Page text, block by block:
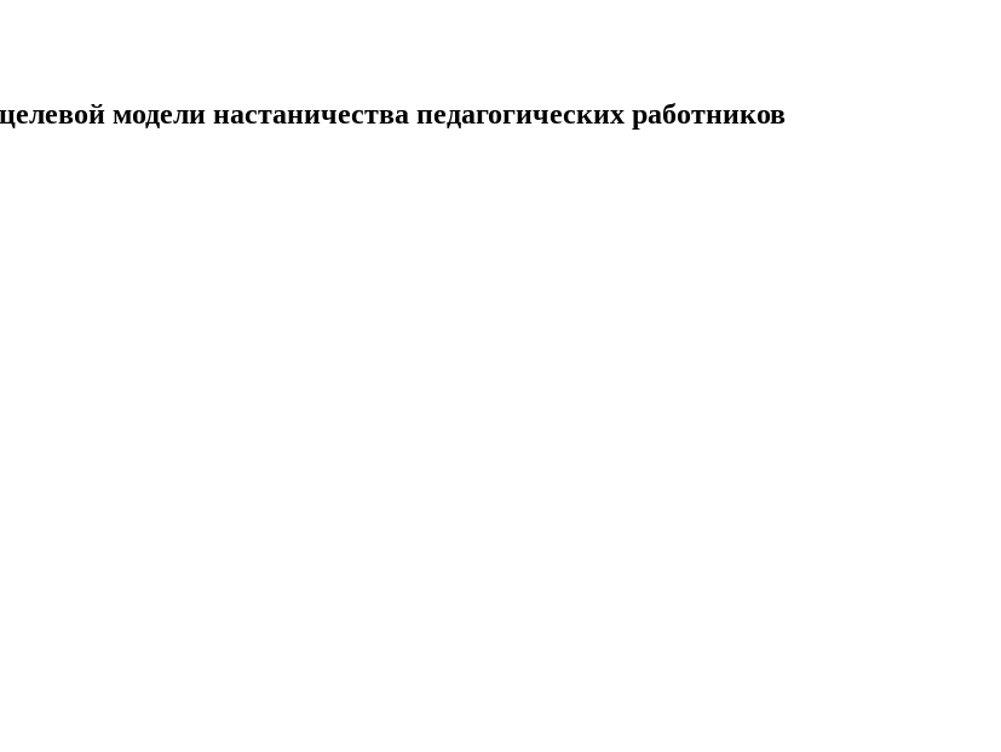
модели настаничества педагогических работников